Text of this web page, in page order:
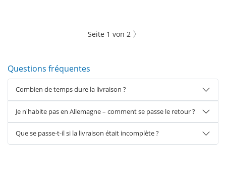
Seite 1 von 2
Questions fréquentes
Combien de temps dure la livraison ?
Je n'habite pas en Allemagne – comment se passe le retour ?
Que se passe-t-il si la livraison était incomplète ?